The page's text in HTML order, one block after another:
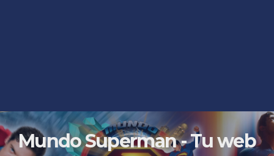
Mundo Superman - Tu web